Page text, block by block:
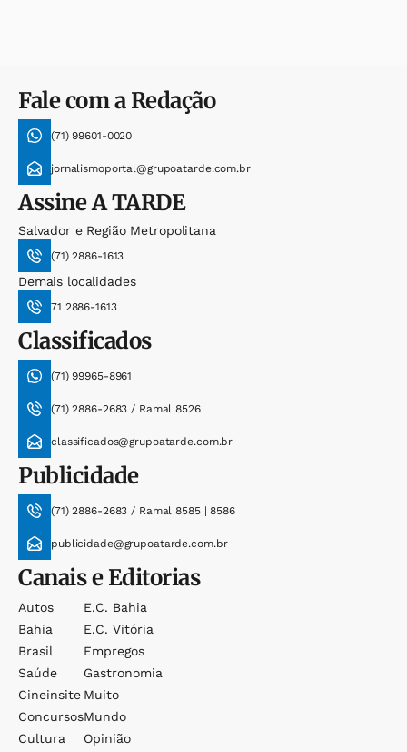
Fale com a Redação
(71) 99601-0020
jornalismoportal@grupoatarde.com.br
AssineA TARDE
Salvador e Região Metropolitana
(71) 2886-1613
Demais localidades
71 2886-1613
Classificados
(71) 99965-8961
(71) 2886-2683 / Ramal 8526
classificados@grupoatarde.com.br
Publicidade
(71) 2886-2683 / Ramal 8585 | 8586
publicidade@grupoatarde.com.br
Canais e Editorias
Autos
Bahia
Brasil
Saúde
Cineinsite
Concursos
Cultura
E.c. Bahia
E.c. Vitória
Empregos
Gastronomia
Muito
Mundo
Opinião